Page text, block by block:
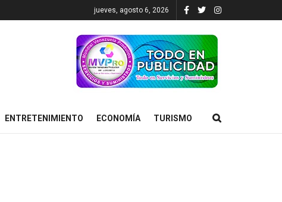
jueves, agosto 6, 2026
ENTRETENIMIENTO ECONOMÍA TURISMO